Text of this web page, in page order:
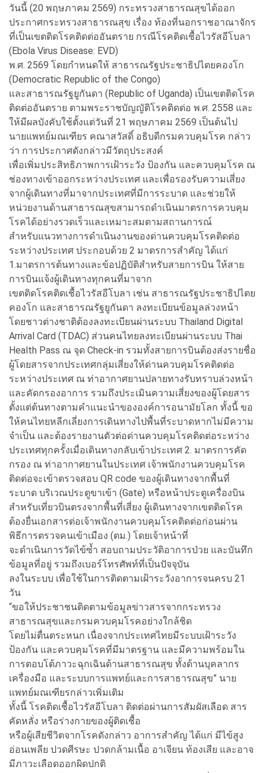
วันนี้ (20 พฤษภาคม 2569) กระทรวงสาธารณสุขได้ออก
ประกาศกระทรวงสาธารณสุข เรื่อง ท้องที่นอกราชอาณาจักร
ที่เป็นเขตติดโรคติดต่ออันตราย กรณีโรคติดเชื้อไวรัสอีโบลา
(Ebola Virus Disease: EVD)
พ.ศ. 2569 โดยกำหนดให้ สาธารณรัฐประชาธิปไตยคองโก
(Democratic Republic of the Congo)
และสาธารณรัฐยูกันดา (Republic of Uganda) เป็นเขตติดโรค
ติดต่ออันตราย ตามพระราชบัญญัติโรคติดต่อ พ.ศ. 2558 และ
ให้มีผลบังคับใช้ตั้งแต่วันที่ 21 พฤษภาคม 2569 เป็นต้นไป
นายแพทย์มณเฑียร คณาสวัสดิ์ อธิบดีกรมควบคุมโรค กล่าว
ว่า การประกาศดังกล่าวมีวัตถุประสงค์
เพื่อเพิ่มประสิทธิภาพการเฝ้าระวัง ป้องกัน และควบคุมโรค ณ
ช่องทางเข้าออกระหว่างประเทศ และเพื่อรองรับความเสี่ยง
จากผู้เดินทางที่มาจากประเทศที่มีการระบาด และช่วยให้
หน่วยงานด้านสาธารณสุขสามารถดำเนินมาตรการควบคุม
โรคได้อย่างรวดเร็วและเหมาะสมตามสถานการณ์
สำหรับแนวทางการดำเนินงานของด่านควบคุมโรคติดต่อ
ระหว่างประเทศ ประกอบด้วย 2 มาตรการสำคัญ ได้แก่
1.มาตรการต้นทางและข้อปฏิบัติสำหรับสายการบิน ให้สาย
การบินแจ้งผู้เดินทางทุกคนที่มาจาก
เขตติดโรคติดเชื้อไวรัสอีโบลา เช่น สาธารณรัฐประชาธิปไตย
คองโก และสาธารณรัฐยูกันดา ลงทะเบียนข้อมูลล่วงหน้า
โดยชาวต่างชาติต้องลงทะเบียนผ่านระบบ Thailand Digital
Arrival Card (TDAC) ส่วนคนไทยลงทะเบียนผ่านระบบ Thai
Health Pass ณ จุด Check-in รวมทั้งสายการบินต้องส่งรายชื่อ
ผู้โดยสารจากประเทศกลุ่มเสี่ยงให้ด่านควบคุมโรคติดต่อ
ระหว่างประเทศ ณ ท่าอากาศยานปลายทางรับทราบล่วงหน้า
และคัดกรองอาการ รวมถึงประเมินความเสี่ยงของผู้โดยสาร
ตั้งแต่ต้นทางตามคำแนะนำขององค์การอนามัยโลก ทั้งนี้ ขอ
ให้คนไทยหลีกเลี่ยงการเดินทางไปพื้นที่ระบาดหากไม่มีความ
จำเป็น และต้องรายงานตัวต่อด่านควบคุมโรคติดต่อระหว่าง
ประเทศทุกครั้งเมื่อเดินทางกลับเข้าประเทศ 2. มาตรการคัด
กรอง ณ ท่าอากาศยานในประเทศ เจ้าพนักงานควบคุมโรค
ติดต่อจะเข้าตรวจสอบ QR code ของผู้เดินทางจากพื้นที่
ระบาด บริเวณประตูขาเข้า (Gate) หรือหน้าประตูเครื่องบิน
สำหรับเที่ยวบินตรงจากพื้นที่เสี่ยง ผู้เดินทางจากเขตติดโรค
ต้องยื่นเอกสารต่อเจ้าพนักงานควบคุมโรคติดต่อก่อนผ่าน
พิธีการตรวจคนเข้าเมือง (ตม.) โดยเจ้าหน้าที่
จะดำเนินการวัดไข้ซ้ำ สอบถามประวัติอาการป่วย และบันทึก
ข้อมูลที่อยู่ รวมถึงเบอร์โทรศัพท์ที่เป็นปัจจุบัน
ลงในระบบ เพื่อใช้ในการติดตามเฝ้าระวังอาการจนครบ 21
วัน
“ขอให้ประชาชนติดตามข้อมูลข่าวสารจากกระทรวง
สาธารณสุขและกรมควบคุมโรคอย่างใกล้ชิด
โดยไม่ตื่นตระหนก เนื่องจากประเทศไทยมีระบบเฝ้าระวัง
ป้องกัน และควบคุมโรคที่มีมาตรฐาน และมีความพร้อมใน
การตอบโต้ภาวะฉุกเฉินด้านสาธารณสุข ทั้งด้านบุคลากร
เครื่องมือ และระบบการแพทย์และการสาธารณสุข” นาย
แพทย์มณเฑียรกล่าวเพิ่มเติม
ทั้งนี้ โรคติดเชื้อไวรัสอีโบลา ติดต่อผ่านการสัมผัสเลือด สาร
คัดหลั่ง หรือร่างกายของผู้ติดเชื้อ
หรือผู้เสียชีวิตจากโรคดังกล่าว อาการสำคัญ ได้แก่ มีไข้สูง
อ่อนเพลีย ปวดศีรษะ ปวดกล้ามเนื้อ อาเจียน ท้องเสีย และอาจ
มีภาวะเลือดออกผิดปกติ